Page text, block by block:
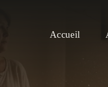
Accueil